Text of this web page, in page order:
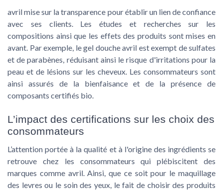
avril mise sur la transparence pour établir un lien de confiance
avec ses clients. Les études et recherches sur les
compositions ainsi que les effets des produits sont mises en
avant. Par exemple, legel doucheavril est exempt de sulfates
et de parabènes, réduisant ainsi lerisque d'irritations pour la
peau et de lésions sur les cheveux . Les consommateurs sont
ainsi assurés de la bienfaisance et de laprésence de
composants certifiés bio
L’impact des certifications sur les choix des
consommateurs
L’attention portée à la qualité et à l'origine des ingrédients se
retrouve chez les consommateurs qui plébiscitent des
marques comme avril. Ainsi, que ce soit pour le maquillage
des levres ou le soin desyeux, le fait de choisir des produits